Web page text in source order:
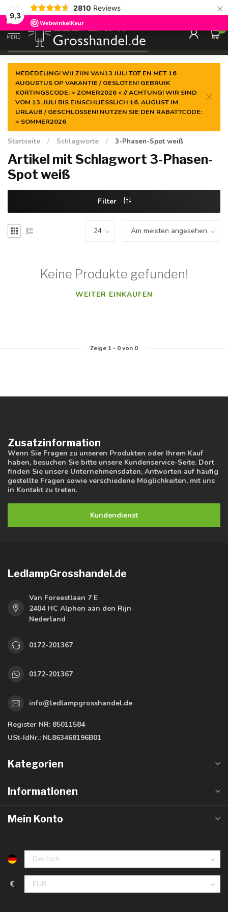
9,3
2810 Reviews ×
Garantiert derniedrigste Preis
MENU
0
MEDEDELING! WIJ ZIJN VAN13 JULI TOT EN MET 16
AUGUSTUS OP VAKANTIE / GESLOTEN! GEBRUIK
KORTINGSCODE: > ZOMER2026 < // ACHTUNG! WIR SIND
VOM 13. JULI BIS EINSCHLIESSLICH 16. AUGUST IM
URLAUB / GESCHLOSSEN! NUTZEN SIE DEN RABATTCODE:
> SOMMER2026
Startseite / Schlagworte / 3-Phasen-Spot weiß
Artikel mit Schlagwort 3-Phasen-
Spot weiß
Filter
Keine Produkte gefunden!
WEITER EINKAUFEN
Zeige 1- 0von 0
Zusatzinformation
Wenn Sie Fragen zu unseren Produkten oder Ihrem Kauf
haben, besuchen Sie bitte unsere Kundenservice-Seite. Dort
finden Sie unsere Unternehmensdaten, Antworten auf häufig
gestellte Fragen sowie verschiedene Möglichkeiten, mit uns
in Kontakt zu treten.
Kundendienst
LedlampGrosshandel.de
Van Foreestlaan 7 E
2404 HC Alphen aan den Rijn
Nederland
0172-201367
0172-201367
info@ledlampgrosshandel.de
Register NR: 85011584
USt-IdNr.: NL863468196B01
Kategorien
Informationen
Mein Konto
€